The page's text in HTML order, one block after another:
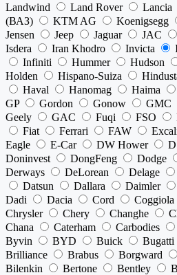
Landwind
Land Rover Lancia
(ВАЗ)
KTM AG Koenigsegg
Jensen
Jeep Jaguar JAC
Isdera
Iran Khodro Invicta
Infiniti
Hummer Hudson
Holden
Hispano-Suiza
Haval
Hanomag Haima
GP
Gordon Gonow GMC
Geely
GAC Fuqi FSO
Fiat
Ferrari FAW
Eagle
E-Car DW Hower
Doninvest
DongFeng Dodge
Derways
DeLorean Delage
Datsun
Dallara Daimler
Dadi
Dacia Cord Coggiola
Chrysler
Chery Changhe
Chana
Caterham Carbodies
Byvin
BYD Buick Bugatti
Brilliance
Brabus Borgward
Bilenkin
Bertone Bentley